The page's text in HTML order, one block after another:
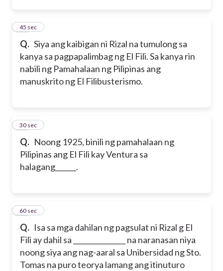
Q. Siya ang kaibigan ni Rizal na tumulong sa
kanya sa pagpapalimbag ng El Fili. Sa kanya rin
nabili ng Pamahalaan ng Pilipinas ang
manuskrito ng El Filibusterismo.
12
45 sec
Q. Noong 1925, binili ng pamahalaan ng
Pilipinas ang El Fili kay Ventura sa
halagang______.
13
30 sec
Q. Isa sa mga dahilan ng pagsulat ni Rizal g El
Fili ay dahil sa _______________ na naranasan niya
noong siya ang nag-aaral sa Unibersidad ng Sto.
Tomas na puro teorya lamang ang itinuturo
14
60 sec